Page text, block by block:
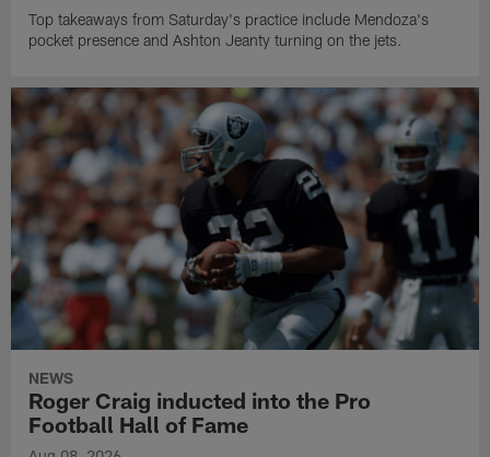
Top takeaways from Saturday's practice include Mendoza's
pocket presence and Ashton Jeanty turning on the jets.
NEWS
Roger Craig inducted into the Pro
Football Hall of Fame